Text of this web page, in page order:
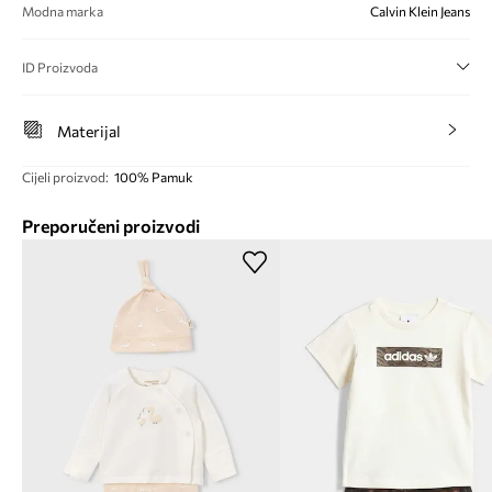
Modna marka Calvin Klein Jeans
ID Proizvoda
Materijal
Cijeli proizvod: 100% Pamuk
Preporučeni proizvodi